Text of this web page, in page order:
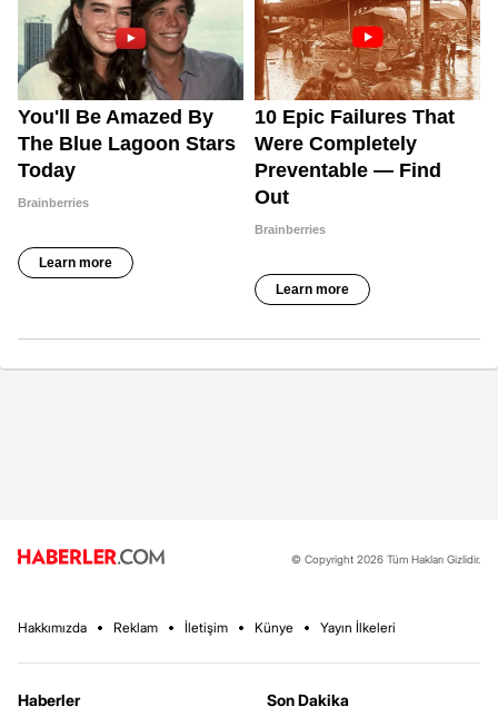
© Copyright 2026 Tüm Hakları Gizlidir.
Hakkımızda Reklam İletişim Künye Yayın İlkeleri
Haberler
Son Dakika